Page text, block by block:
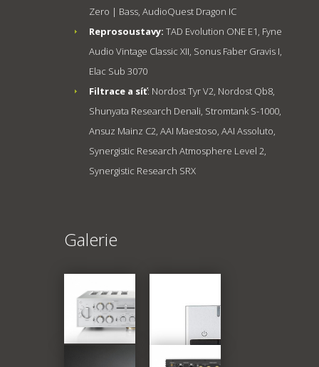
Zero | Bass, AudioQuest Dragon IC
Reprosoustavy: TAD Evolution ONE E1, Fyne
Audio Vintage Classic XII, Sonus Faber Gravis I,
Elac Sub 3070
Filtrace a síť: Nordost Tyr V2, Nordost Qb8,
Shunyata Research Denali, Stromtank S-1000,
Ansuz Mainz C2, AAI Maestoso, AAI Assoluto,
Synergistic Research Atmosphere Level 2,
Synergistic Research SRX
Galerie